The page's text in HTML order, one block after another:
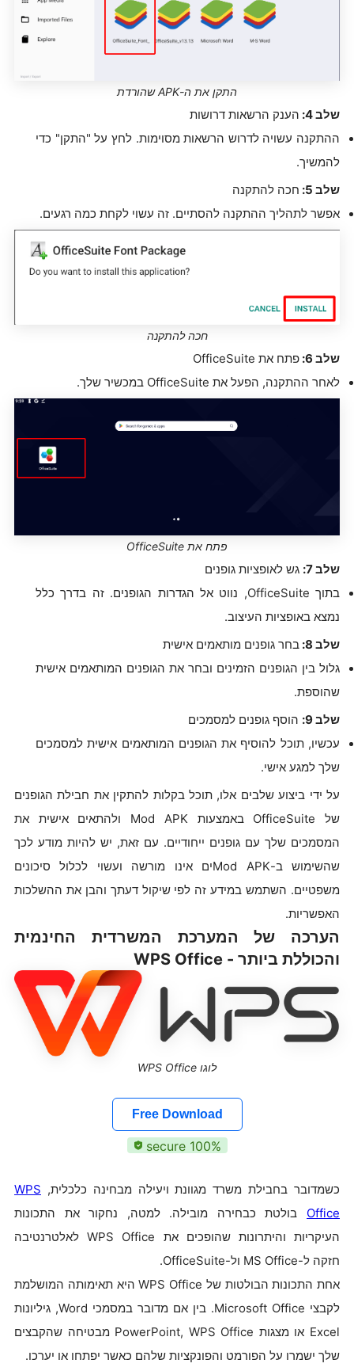
התקן את ה-APK שהורדת
שלב 4:
הענק הרשאות דרושות
ההתקנה עשויה לדרוש הרשאות מסוימות. לחץ על "התקן" כדי
להמשיך.
שלב 5:
חכה להתקנה
אפשר לתהליך ההתקנה להסתיים. זה עשוי לקחת כמה רגעים.
חכה להתקנה
שלב 6:
פתח את OfficeSuite
לאחר ההתקנה, הפעל את OfficeSuite במכשיר שלך.
פתח את OfficeSuite
שלב 7:
גש לאופציות גופנים
בתוך OfficeSuite, נווט אל הגדרות הגופנים. זה בדרך כלל
נמצא באופציות העיצוב.
שלב 8:
בחר גופנים מותאמים אישית
גלול בין הגופנים הזמינים ובחר את הגופנים המותאמים אישית
שהוספת.
שלב 9:
הוסף גופנים למסמכים
עכשיו, תוכל להוסיף את הגופנים המותאמים אישית למסמכים
שלך למגע אישי.
על ידי ביצוע שלבים אלו, תוכל בקלות להתקין את חבילת הגופנים
של OfficeSuite באמצעות Mod APK ולהתאים אישית את
המסמכים שלך עם גופנים ייחודיים. עם זאת, יש להיות מודע לכך
שהשימוש ב-Mod APKים אינו מורשה ועשוי לכלול סיכונים
משפטיים. השתמש במידע זה לפי שיקול דעתך והבן את ההשלכות
האפשריות.
הערכה של המערכת המשרדית החינמית
והכוללת ביותר - WPS Office
לוגו WPS Office
Free Download
100% secure
כשמדובר בחבילת משרד מגוונת ויעילה מבחינה כלכלית, WPS
Office בולטת כבחירה מובילה. למטה, נחקור את התכונות
העיקריות והיתרונות שהופכים את WPS Office לאלטרנטיבה
חזקה ל-MS Office ול-OfficeSuite.
אחת התכונות הבולטות של WPS Office היא תאימותה המושלמת
לקבצי Microsoft Office. בין אם מדובר במסמכי Word, גיליונות
Excel או מצגות PowerPoint, WPS Office מבטיחה שהקבצים
שלך ישמרו על הפורמט והפונקציות שלהם כאשר יפתחו או יערכו.